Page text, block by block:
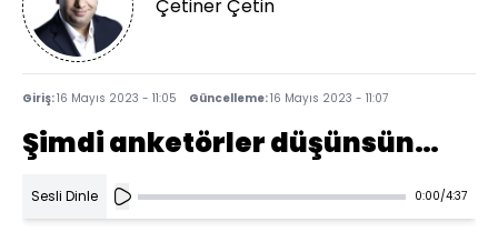
Çetiner Çetin
Giriş:16 Mayıs 2023 - 11:05 Güncelleme:16 Mayıs 2023 - 11:07
Şimdi anketörler düşünsün…
Sesli Dinle 0:00/4:37